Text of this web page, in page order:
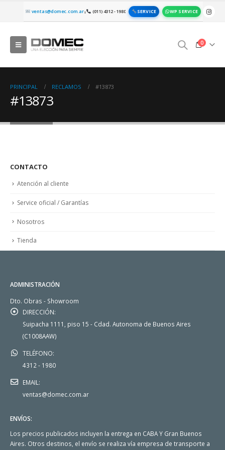
ventas@domec.com.ar| (011) 4312 - 1980 SERVICE WP SERVICE
0
PRINCIPAL RECLAMOS #13873
#13873
CONTACTO
Atención al cliente
Service oficial / Garantías
Nosotros
Tienda
ADMINISTRACIÓN
Dto. Obras - Showroom
DIRECCIÓN:
Suipacha 1111, piso 15 - Cdad. Autonoma de Buenos Aires
(C1008AAW)
TELÉFONO:
4312 - 1980
EMAIL:
ventas@domec.com.ar
ENVÍOS:
Los precios publicados incluyen la entrega en CABA Y Gran Buenos
Aires. Otros destinos, el envío se realiza vía empresa de transporte a